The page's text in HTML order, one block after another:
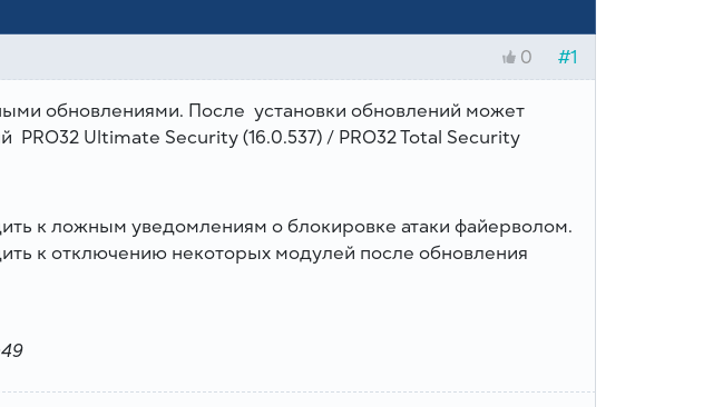
#1
0
обновлениями. После установки обновлений может
PRO32 Ultimate Security (16.0.537) / PRO32 Total Security
к ложным уведомлениям о блокировке атаки файерволом.
к отключению некоторых модулей после обновления